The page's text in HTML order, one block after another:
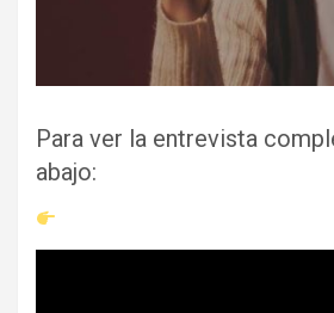
Para ver la entrevista
abajo: